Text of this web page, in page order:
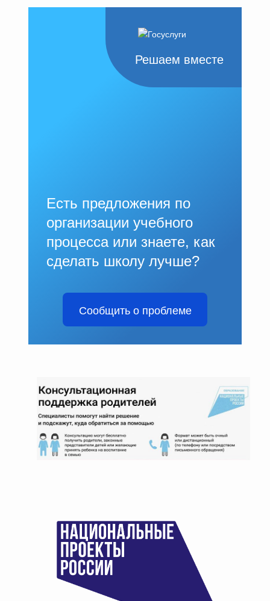
Решаем вместе
Есть предложения по
организации учебного
процесса или знаете, как
сделать школу лучше?
Сообщить о проблеме